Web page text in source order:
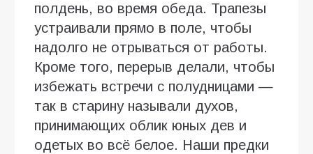
полдень, во время обеда. Трапезы
устраивали прямо в поле, чтобы
надолго не отрываться от работы.
Кроме того, перерыв делали, чтобы
избежать встречи с полудницами —
так в старину называли духов,
принимающих облик юных дев и
одетых во всё белое. Наши предки